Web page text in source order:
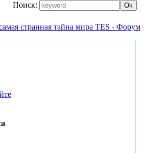
Поиск:
странная тайна мира TES - Форум